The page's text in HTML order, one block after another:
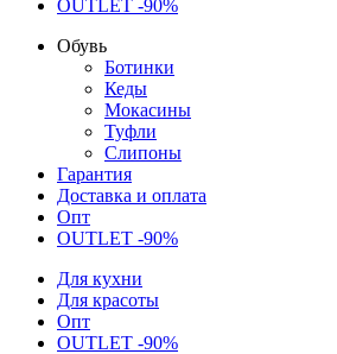
OUTLET -90%
Обувь
Ботинки
Кеды
Мокасины
Туфли
Слипоны
Гарантия
Доставка и оплата
Опт
OUTLET -90%
Для кухни
Для красоты
Опт
OUTLET -90%